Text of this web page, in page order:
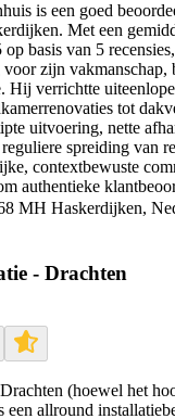
is een goed
Met een
basis van 5
zijn vakmanschap,
Hij verrichtte
tot
uitvoering, nette
spreiding van
contextbewuste
authentieke
MH Haskerdijken,
- Drachten
(hoewel het
een allround